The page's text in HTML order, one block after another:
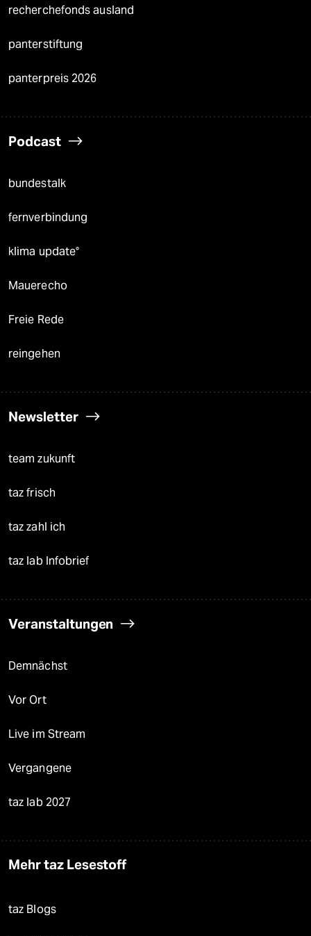
recherchefonds ausland
panterstiftung
panterpreis 2026
Podcast
bundestalk
fernverbindung
klima update°
Mauerecho
Freie Rede
reingehen
Newsletter
team zukunft
taz frisch
taz zahl ich
taz lab Infobrief
Veranstaltungen
Demnächst
Vor Ort
Live im Stream
Vergangene
taz lab 2027
Mehr taz Lesestoff
taz Blogs